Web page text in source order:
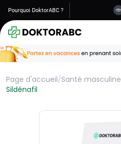
Pourquoi DoktorABC ?
Page d'accueil/Santé masculine
Sildénafil